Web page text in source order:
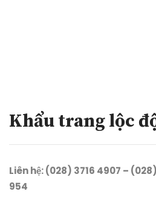
Khẩu trang lộc
Liên hệ: (028) 3716 4907 –
954